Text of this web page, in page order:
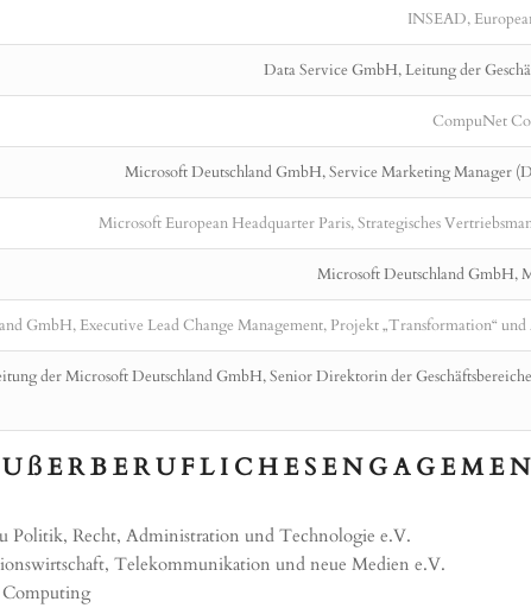
INSEAD,
Data Service GmbH, Leitung der
CompuNet
Microsoft Deutschland GmbH, Service Marketing Manager
Microsoft European Headquarter Paris, Strategisches
Microsoft Deutschland GmbH,
GmbH, Executive Lead Change Management, Projekt „Transformation“ und
der Microsoft Deutschland GmbH, Senior Direktorin der
ß E R B E R U F L I C H E S E N G A G E M E
Recht, Administration und Technologie e.V.
Telekommunikation und neue Medien e.V.
Computing